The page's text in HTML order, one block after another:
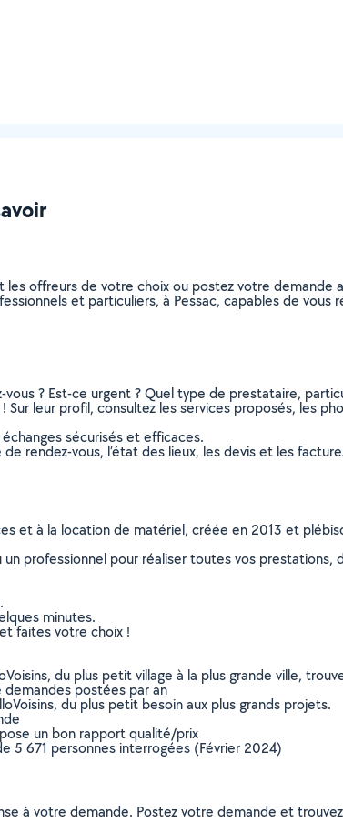
offreurs de votre choix ou postez votre
et particuliers, à Pessac, capables de vous
? Est-ce urgent ? Quel type de prestataire,
leur profil, consultez les services proposés, les
sécurisés et efficaces.
rendez-vous, l’état des lieux, les devis et les
et à la location de matériel, créée en 2013 et
professionnel pour réaliser toutes vos
minutes.
faites votre choix !
du plus petit village à la plus grande ville,
postées par an
du plus petit besoin aux plus grands projets.
un bon rapport qualité/prix
5 671 personnes interrogées (Février 2024)
à votre demande. Postez votre demande et